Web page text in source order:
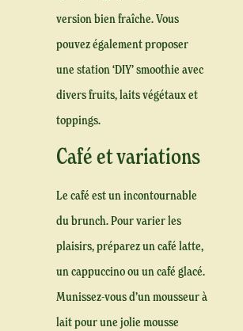
version bien fraîche. Vous
pouvez également proposer
une station ‘DIY’ smoothie avec
divers fruits, laits végétaux et
toppings.
Café et variations
Le café est un incontournable
du brunch. Pour varier les
plaisirs, préparez un café latte,
un cappuccino ou un café glacé.
Munissez-vous d’un mousseur à
lait pour une jolie mousse